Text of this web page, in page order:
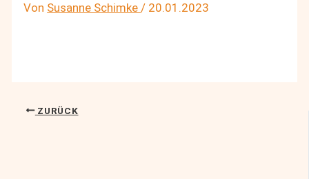
Von Susanne Schimke/ 20.01.2023
ZURÜCK